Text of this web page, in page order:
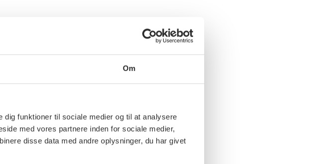
Om
funktioner til sociale medier og til at analysere
med vores partnere inden for sociale medier,
disse data med andre oplysninger, du har givet